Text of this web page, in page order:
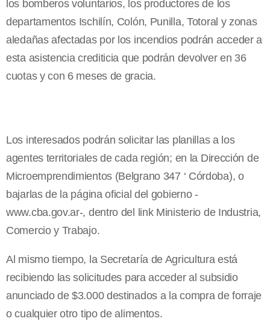
los bomberos voluntarios, los productores de los
departamentos Ischilín, Colón, Punilla, Totoral y zonas
aledañas afectadas por los incendios podrán acceder a
esta asistencia crediticia que podrán devolver en 36
cuotas y con 6 meses de gracia.
Los interesados podrán solicitar las planillas a los
agentes territoriales de cada región; en la Dirección de
Microemprendimientos (Belgrano 347 ‘ Córdoba), o
bajarlas de la página oficial del gobierno -
www.cba.gov.ar-, dentro del link Ministerio de Industria,
Comercio y Trabajo.
Al mismo tiempo, la Secretaría de Agricultura está
recibiendo las solicitudes para acceder al subsidio
anunciado de $3.000 destinados a la compra de forraje
o cualquier otro tipo de alimentos.